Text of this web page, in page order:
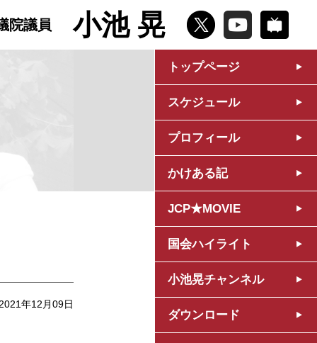
院議員 小池 晃
トップページ
スケジュール
プロフィール
かけある記
JCP★MOVIE
国会ハイライト
小池晃チャンネル
ダウンロード
2021年12月09日